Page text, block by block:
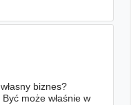
biznes?
może właśnie w